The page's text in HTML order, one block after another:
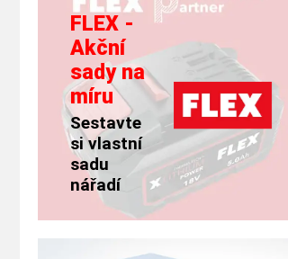
FLEX -
Akční
sady na
míru
Sestavte
si vlastní
sadu
nářadí